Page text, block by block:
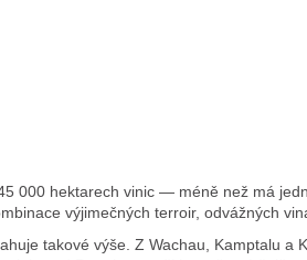
000 hektarech vinic — méně než má
výjimečných terroir, odvážných
takové výše. Z Wachau, Kamptalu a